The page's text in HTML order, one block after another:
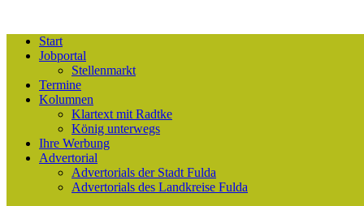
Start
Jobportal
Stellenmarkt
Termine
Kolumnen
Klartext mit Radtke
König unterwegs
Ihre Werbung
Advertorial
Advertorials der Stadt Fulda
Advertorials des Landkreise Fulda